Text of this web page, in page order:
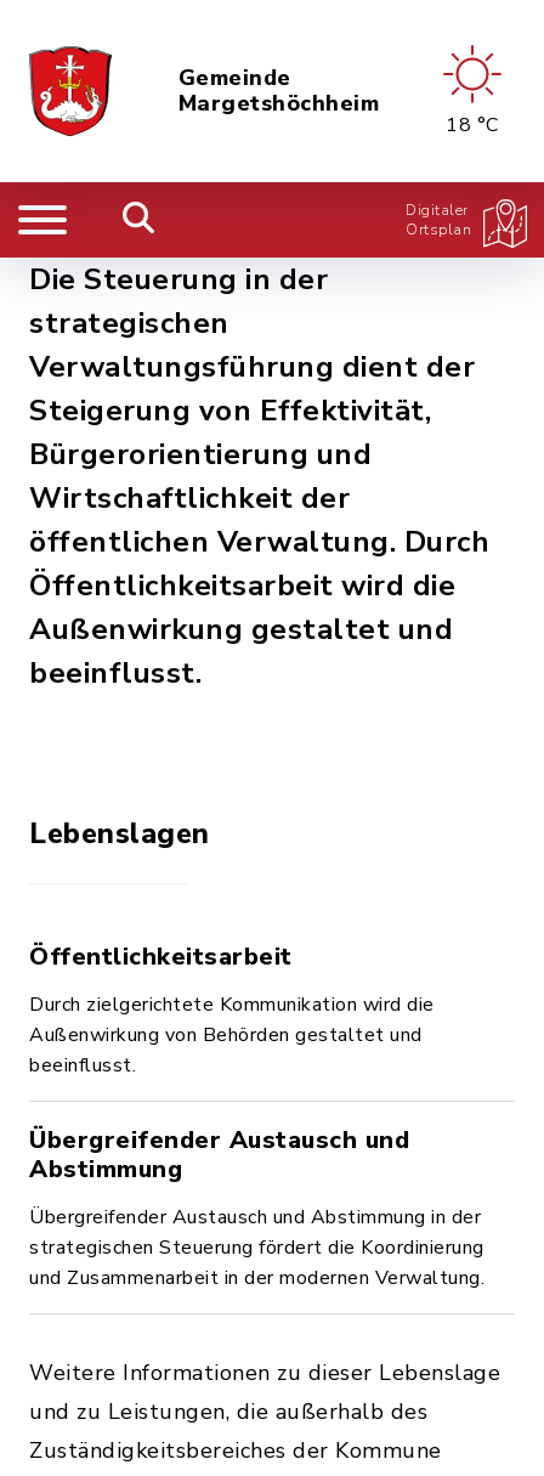
Gemeinde
Margetshöchheim
18 °C
Digitaler
Ortsplan
Die Steuerung in der
strategischen
Verwaltungsführung dient der
Steigerung von Effektivität,
Bürgerorientierung und
Wirtschaftlichkeit der
öffentlichen Verwaltung. Durch
Öffentlichkeitsarbeit wird die
Außenwirkung gestaltet und
beeinflusst.
Lebenslagen
Öffentlichkeitsarbeit
Durch zielgerichtete Kommunikation wird die
Außenwirkung von Behörden gestaltet und
beeinflusst.
Übergreifender Austausch und
Abstimmung
Übergreifender Austausch und Abstimmung in der
strategischen Steuerung fördert die Koordinierung
und Zusammenarbeit in der modernen Verwaltung.
Weitere Informationen zu dieser Lebenslage
und zu Leistungen, die außerhalb des
Zuständigkeitsbereiches der Kommune